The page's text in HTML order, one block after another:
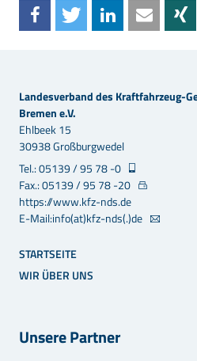
Landesverband des Kraftfahrzeug-
Bremen e.V.
Ehlbeek 15
30938 Großburgwedel
Tel.: 05139 / 95 78 -0
Fax.: 05139 / 95 78 -20
https://www.kfz-nds.de
E-Mail:info(at)kfz-nds(.)de
STARTSEITE
WIR ÜBER UNS
Unsere Partner